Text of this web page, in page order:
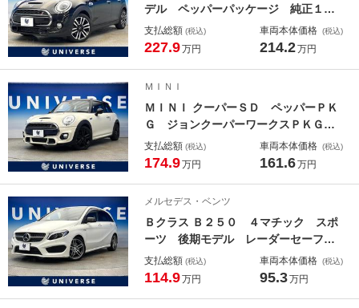
デル ペッパーパッケージ 純正１７
インチオプションアルミ レーダーク
ルーズコントロール レーンアシス
ーナー 禁煙車
支払総額 (税込)
227.9万円
車両本体価格 (税込)
214.2万円
ＭＩＮＩ
ＭＩＮＩ クーパーＳＤ ペッパーＰＫ
Ｇ ジョンクーパーワークスＰＫＧ
３ドア バックカメラ デュアルオー
トエアコン クリアランスソナー Ｌ
支払総額 (税込)
174.9万円
車両本体価格 (税込)
161.6万円
メルセデス・ベンツ
Ｂクラス Ｂ２５０ ４マチック スポ
ーツ 後期モデル レーダーセーフテ
ィパッケージ アダプティブクルーズ
コントロール ブラインドスポット
支払総額 (税込)
114.9万円
車両本体価格 (税込)
95.3万円